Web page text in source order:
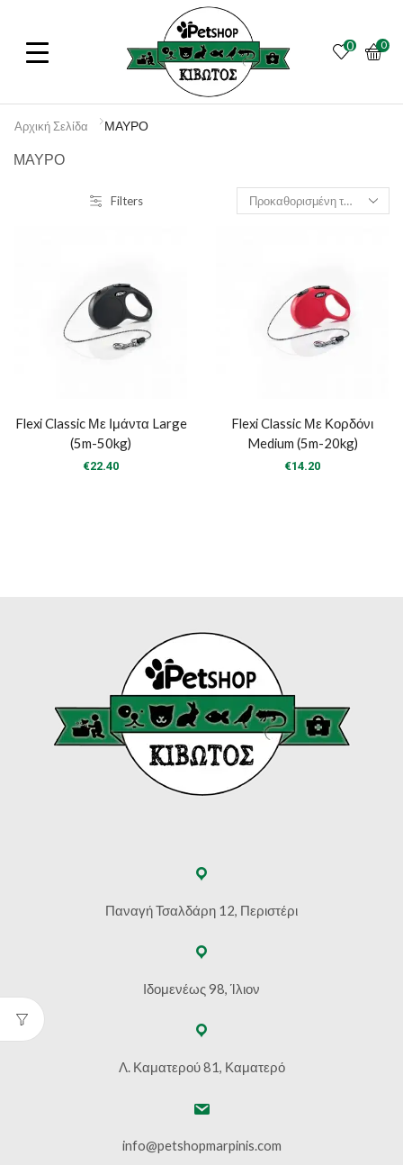
0 0
Αρχική Σελίδα ΜΑΥΡΟ
ΜΑΥΡΟ
Filters
Flexi Classic Με Ιμάντα Large
(5m-50kg)
€22.40
Flexi Classic Με Κορδόνι
Medium (5m-20kg)
€14.20
Παναγή Τσαλδάρη 12, Περιστέρι
Ιδομενέως 98, Ίλιον
Λ. Καματερού 81, Καματερό
info@petshopmarpinis.com